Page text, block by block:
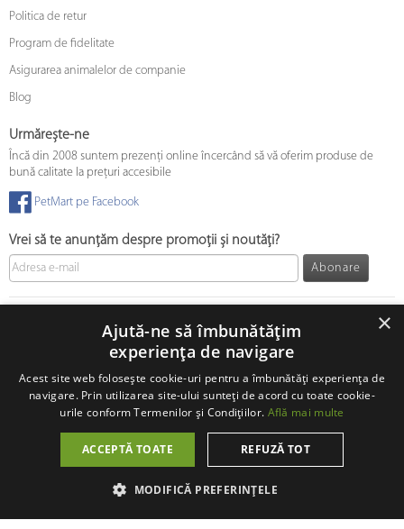
Politica de retur
Program de fidelitate
Asigurarea animalelor de companie
Blog
Urmărește-ne
Încă din 2008 suntem prezenți online încercând să vă oferim produse de
bună calitate la prețuri accesibile
PetMart pe Facebook
Vrei să te anunțăm despre promoții și noutăți?
Abonare
×
Ajută-ne să îmbunătățim
experiența de navigare
Acest site web folosește cookie-uri pentru a îmbunătăți experiența de
navigare. Prin utilizarea site-ului sunteți de acord cu toate cookie-
urile conform Termenilor și Condițiilor. Află mai multe
ACCEPTĂ TOATE REFUZĂ TOT
MODIFICĂ PREFERINȚELE